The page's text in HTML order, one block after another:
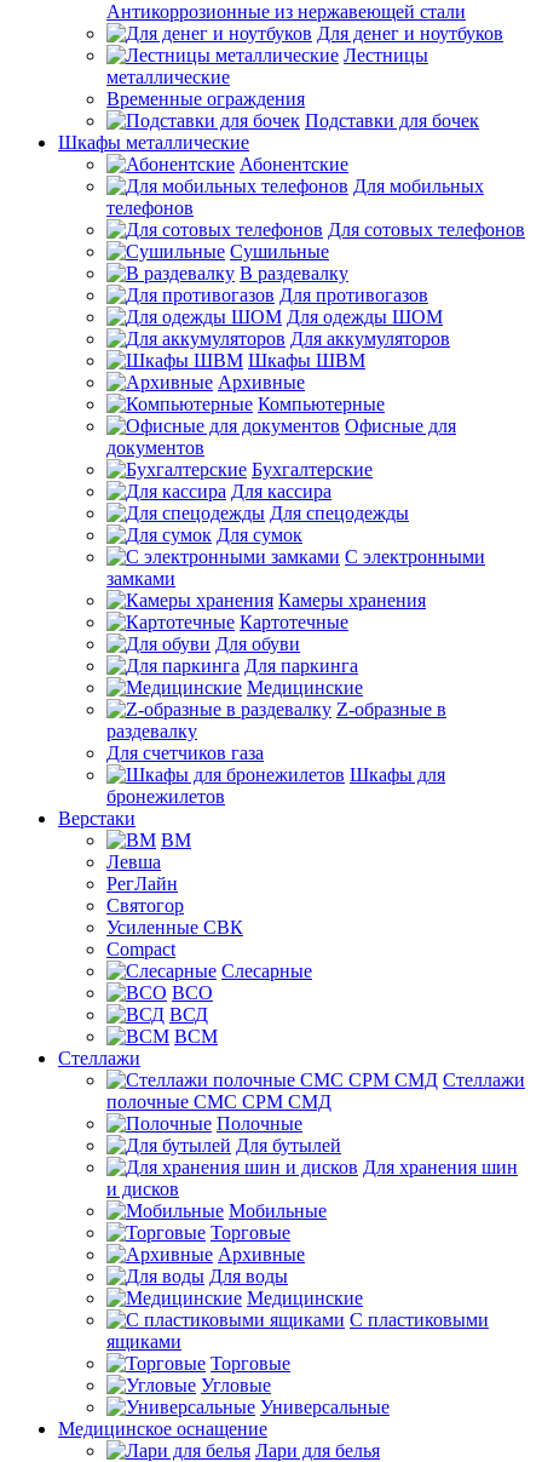
Антикоррозионные из нержавеющей стали
Для денег и ноутбуков
Лестницы
металлические
Временные ограждения
Подставки для бочек
Шкафы металлические
Абонентские
Для мобильных
телефонов
Для сотовых телефонов
Сушильные
В раздевалку
Для противогазов
Для одежды ШОМ
Для аккумуляторов
Шкафы ШВМ
Архивные
Компьютерные
Офисные для
документов
Бухгалтерские
Для кассира
Для спецодежды
Для сумок
С электронными
замками
Камеры хранения
Картотечные
Для обуви
Для паркинга
Медицинские
Z-образные в
раздевалку
Для счетчиков газа
Шкафы для
бронежилетов
Верстаки
ВМ
Левша
РегЛайн
Святогор
Усиленные СВК
Compact
Слесарные
ВСО
ВСД
ВСМ
Стеллажи
Стеллажи
полочные СМС СРМ СМД
Полочные
Для бутылей
Для хранения шин
и дисков
Мобильные
Торговые
Архивные
Для воды
Медицинские
С пластиковыми
ящиками
Торговые
Угловые
Универсальные
Медицинское оснащение
Лари для белья